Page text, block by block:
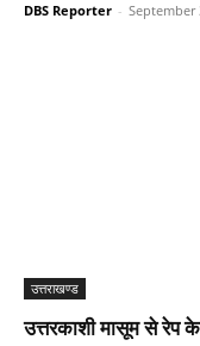
DBS Reporter - September
उत्तराखण्ड
उत्तरकाशी मासूम से रेप